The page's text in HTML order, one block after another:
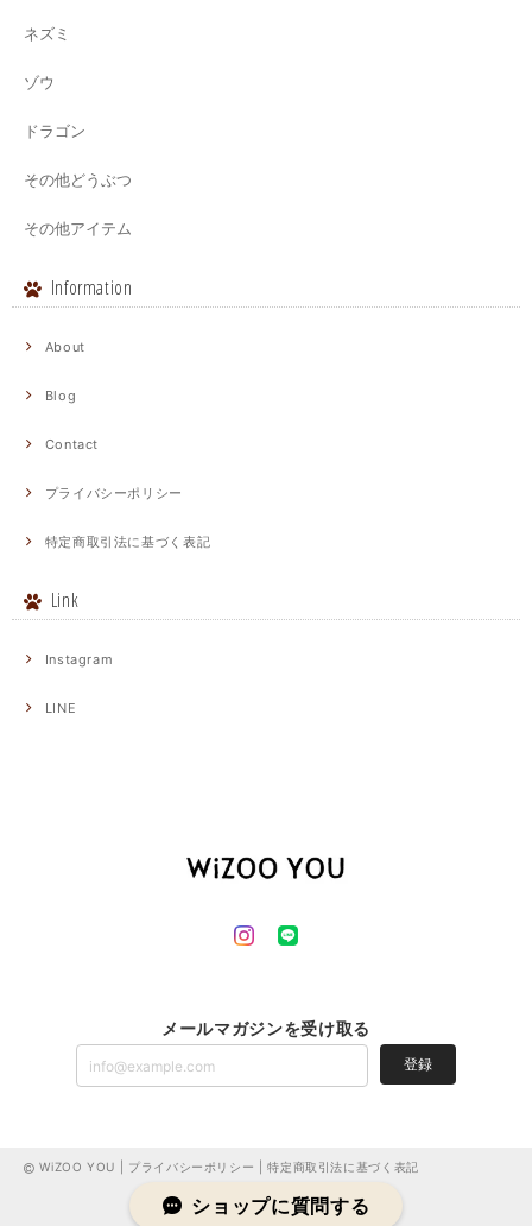
ネズミ
ゾウ
ドラゴン
その他どうぶつ
その他アイテム
Information
About
Blog
Contact
プライバシーポリシー
特定商取引法に基づく表記
Link
Instagram
LINE
メールマガジンを受け取る
登録
WiZOO YOU | プライバシーポリシー |特定商取引法に基づく表記
ショップに質問する